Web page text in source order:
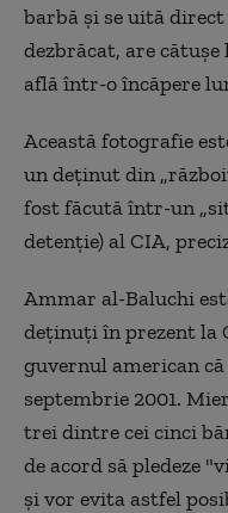
barbă şi se uită
dezbrăcat, are
află într-o încăpere
Această fotografie
un deţinut din
fost făcută într-un
detenţie) al CIA,
Ammar al-Baluchi
deţinuţi în prezent la
guvernul american
septembrie 2001.
trei dintre cei cinci
de acord să pledeze
şi vor evita astfel